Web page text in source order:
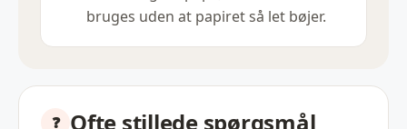
bruges uden at papiret så let bøjer.
Ofte stillede spørgsmål